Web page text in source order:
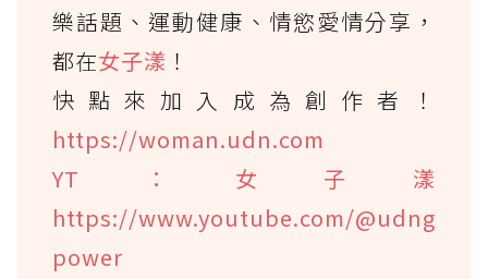
樂話題、運動健康、情慾愛情分享，
都在女子漾 ！
快點來加入成為創作者！
https://woman.udn.com
YT：女子漾
https://www.youtube.com/@udng
power